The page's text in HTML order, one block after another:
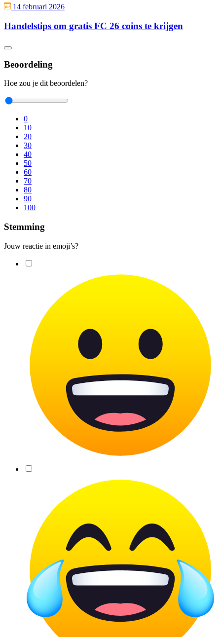
14 februari 2026
Handelstips om gratis FC 26 coins te krijgen
Beoordeling
Hoe zou je dit beoordelen?
0
10
20
30
40
50
60
70
80
90
100
Stemming
Jouw reactie in emoji’s?